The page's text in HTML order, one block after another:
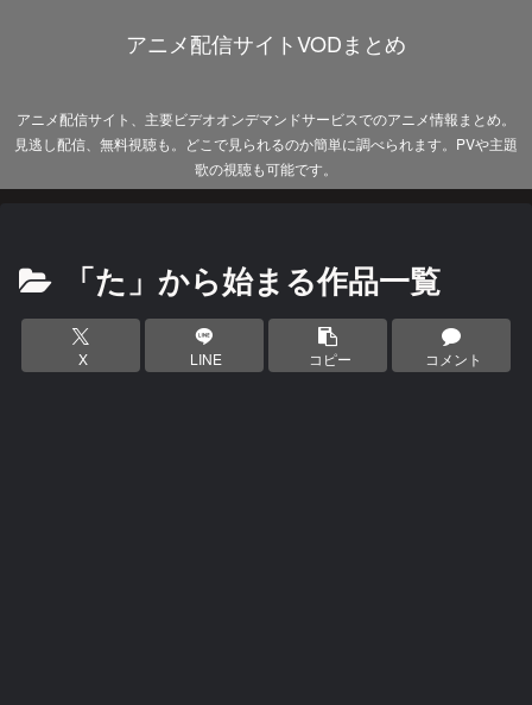
アニメ配信サイトVODまとめ
アニメ配信サイト、主要ビデオオンデマンドサービスでのアニメ情報まとめ。
見逃し配信、無料視聴も。どこで見られるのか簡単に調べられます。PVや主題
歌の視聴も可能です。
「た」から始まる作品一覧
X LINE コピー コメント